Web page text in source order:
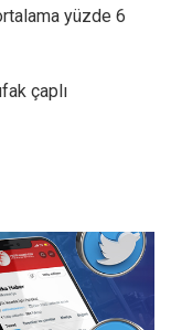
yüzde 6
çaplı